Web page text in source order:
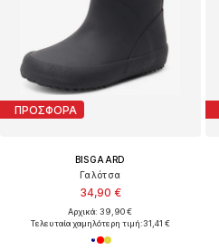
ΠΡΟΣΦΟΡΑ
BISGAARD
Γαλότσα
34,90 €
Αρχικά: 39,90 €
Τελευταία χαμηλότερη τιμή:31,41 €